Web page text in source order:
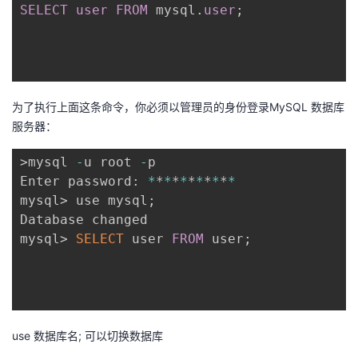
页
开
我
的
博
客
我
的
论
我
的
我
SELECT user FROM mysql . user ;
为了执行上面这条命令，你必须以管理员的身份登录MySQL 数据库
服务器：
>mysql - u root - p
Enter password: ***********
mysql> use mysql ;
Database changed
mysql> SELECT user FROM user ;
use 数据库名; 可以切换数据库